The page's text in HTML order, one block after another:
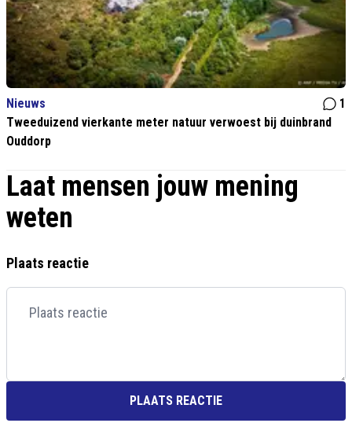
Nieuws
1
Tweeduizend vierkante meter natuur verwoest bij duinbrand
Ouddorp
Laat mensen jouw mening
weten
Plaats reactie
PLAATS REACTIE